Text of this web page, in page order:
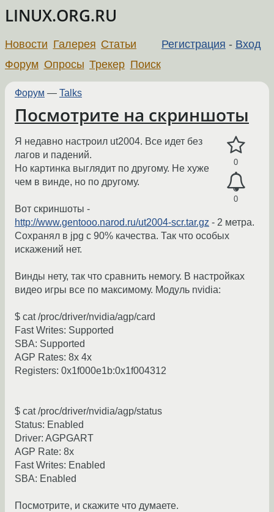
LINUX.ORG.RU
Регистрация - Вход
Новости Галерея Статьи
Форум Опросы Трекер Поиск
Форум — Talks
Посмотрите на скриншоты
0
0
Я недавно настроил ut2004. Все идет без
лагов и падений.
Но картинка выглядит по другому. Не хуже
чем в винде, но по другому.
Вот скриншоты -
http://www.gentooo.narod.ru/ut2004-scr.tar.gz - 2 метра.
Сохранял в jpg с 90% качества. Так что особых
искажений нет.
Винды нету, так что сравнить немогу. В настройках
видео игры все по максимому. Модуль nvidia:
$ cat /proc/driver/nvidia/agp/card
Fast Writes: Supported
SBA: Supported
AGP Rates: 8x 4x
Registers: 0x1f000e1b:0x1f004312
$ cat /proc/driver/nvidia/agp/status
Status: Enabled
Driver: AGPGART
AGP Rate: 8x
Fast Writes: Enabled
SBA: Enabled
Посмотрите, и скажите что думаете.